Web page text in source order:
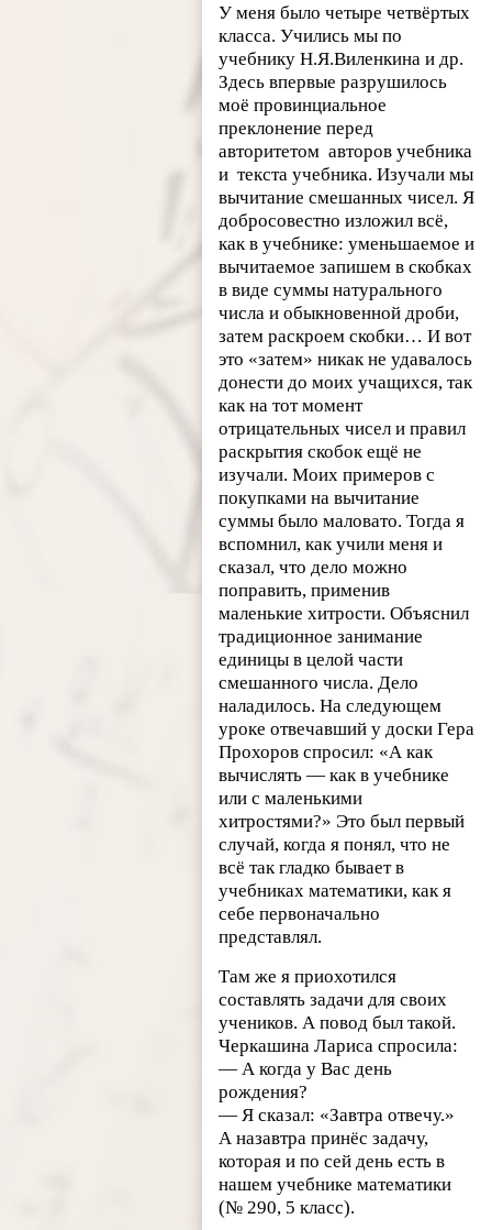
У меня было четыре четвёртых
класса. Учились мы по
учебнику Н.Я.Виленкина и др.
Здесь впервые разрушилось
моё провинциальное
преклонение перед
авторитетом авторов учебника
и текста учебника. Изучали мы
вычитание смешанных чисел. Я
добросовестно изложил всё,
как в учебнике: уменьшаемое и
вычитаемое запишем в скобках
в виде суммы натурального
числа и обыкновенной дроби,
затем раскроем скобки… И вот
это «затем» никак не удавалось
донести до моих учащихся, так
как на тот момент
отрицательных чисел и правил
раскрытия скобок ещё не
изучали. Моих примеров с
покупками на вычитание
суммы было маловато. Тогда я
вспомнил, как учили меня и
сказал, что дело можно
поправить, применив
маленькие хитрости. Объяснил
традиционное занимание
единицы в целой части
смешанного числа. Дело
наладилось. На следующем
уроке отвечавший у доски Гера
Прохоров спросил: «А как
вычислять — как в учебнике
или с маленькими
хитростями?» Это был первый
случай, когда я понял, что не
всё так гладко бывает в
учебниках математики, как я
себе первоначально
представлял.
Там же я приохотился
составлять задачи для своих
учеников. А повод был такой.
Черкашина Лариса спросила:
— А когда у Вас день
рождения?
— Я сказал: «Завтра отвечу.»
А назавтра принёс задачу,
которая и по сей день есть в
нашем учебнике математики
(№ 290, 5 класс).